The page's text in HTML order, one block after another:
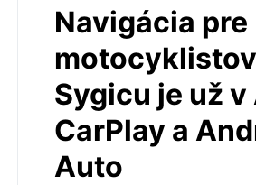
Navigácia pre
Sygicu je už v
CarPlay a
Auto